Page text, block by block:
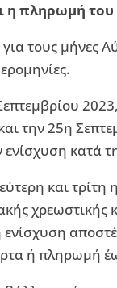
η πληρωμή
για τους μήνες
την 25η
κατά
και
χρεωστικής
ή πληρωμή